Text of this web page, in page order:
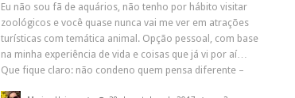
Eu não sou fã de aquários, não tenho por hábito visitar
zoológicos e você quase nunca vai me ver em atrações
turísticas com temática animal. Opção pessoal, com base
na minha experiência de vida e coisas que já vi por aí…
Que fique claro: não condeno quem pensa diferente –